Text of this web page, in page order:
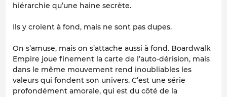
hiérarchie qu’une haine secrète.
Ils y croient à fond, mais ne sont pas dupes.
On s’amuse, mais on s’attache aussi à fond. Boardwalk
Empire joue finement la carte de l’auto-dérision, mais
dans le même mouvement rend inoubliables les
valeurs qui fondent son univers. C’est une série
profondément amorale, qui est du côté de la